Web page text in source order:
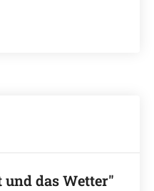
das Wetter"